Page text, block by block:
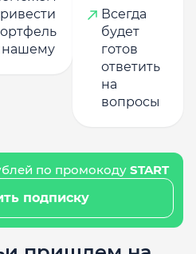
нашему
Всегда
будет
готов
ответить
на
вопросы
по промокоду START
подписку